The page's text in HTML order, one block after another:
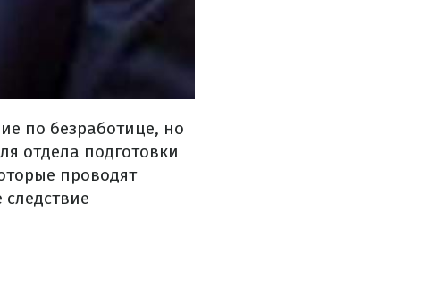
по безработице, но
отдела подготовки
проводят